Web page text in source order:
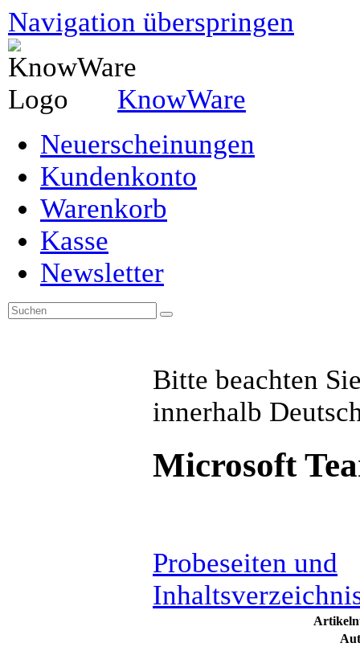
Navigation überspringen
KnowWare
Neuerscheinungen
Kundenkonto
Warenkorb
Kasse
Newsletter
Bitte beachten
innerhalb
Microsoft
Probeseiten und